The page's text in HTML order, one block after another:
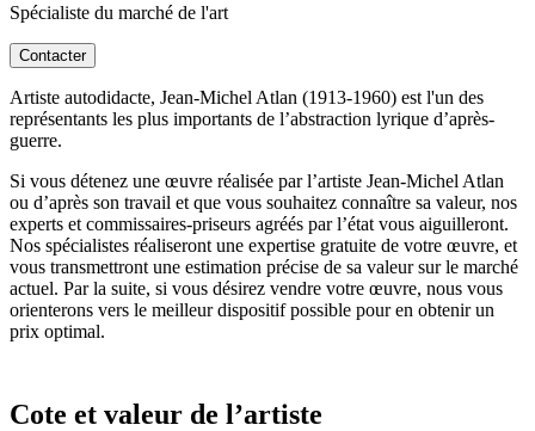
Spécialiste du marché de l'art
Contacter
Artiste autodidacte, Jean-Michel Atlan (1913-1960) est l'un des
représentants les plus importants de l’abstraction lyrique d’après-
guerre.
Si vous détenez une œuvre réalisée par l’artiste Jean-Michel Atlan
ou d’après son travail et que vous souhaitez connaître sa valeur, nos
experts et commissaires-priseurs agréés par l’état vous aiguilleront.
Nos spécialistes réaliseront une expertise gratuite de votre œuvre, et
vous transmettront une estimation précise de sa valeur sur le marché
actuel. Par la suite, si vous désirez vendre votre œuvre, nous vous
orienterons vers le meilleur dispositif possible pour en obtenir un
prix optimal.
Cote et valeur de l’artiste